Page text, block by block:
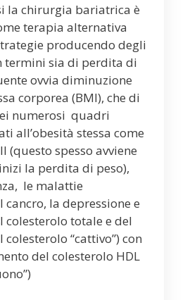
la chirurgia bariatrica è
terapia alternativa
producendo degli
sia di perdita di
ovvia diminuzione
corporea (BMI), che di
numerosi quadri
all’obesità stessa come
(questo spesso avviene
la perdita di peso),
le malattie
la depressione e
colesterolo totale e del
“cattivo”) con
del colesterolo HDL